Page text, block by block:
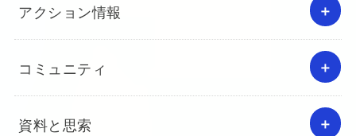
アクション情報
コミュニティ
資料と思索